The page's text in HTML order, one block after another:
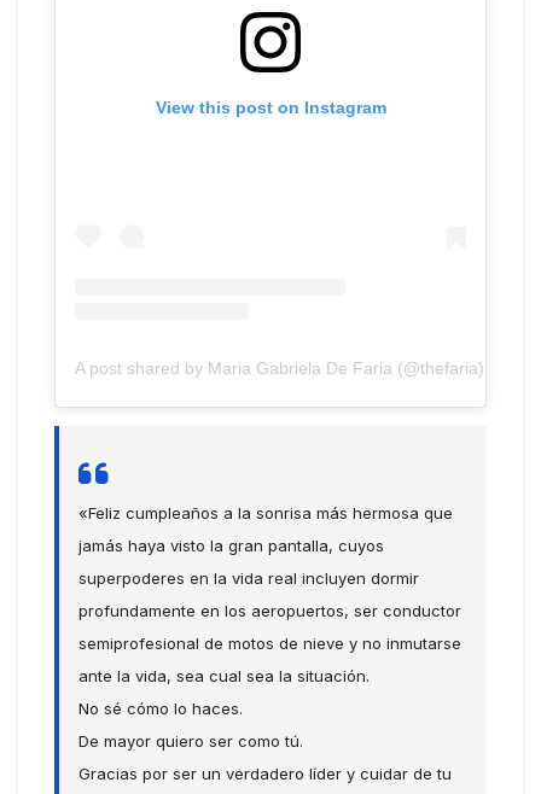
View this post on Instagram
A post shared by Maria Gabriela De Faria (@thefaria)
«Feliz cumpleaños a la sonrisa más hermosa que
jamás haya visto la gran pantalla, cuyos
superpoderes en la vida real incluyen dormir
profundamente en los aeropuertos, ser conductor
semiprofesional de motos de nieve y no inmutarse
ante la vida, sea cual sea la situación.
No sé cómo lo haces.
De mayor quiero ser como tú.
Gracias por ser un verdadero líder y cuidar de tu